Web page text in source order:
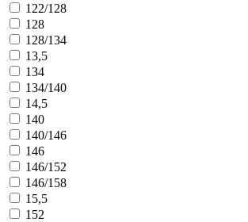
122/128
128
128/134
13,5
134
134/140
14,5
140
140/146
146
146/152
146/158
15,5
152